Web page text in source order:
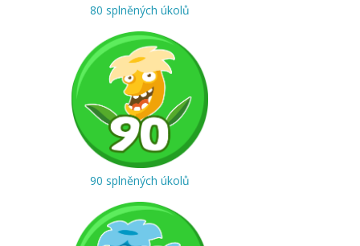
80 splněných úkolů
90 splněných úkolů